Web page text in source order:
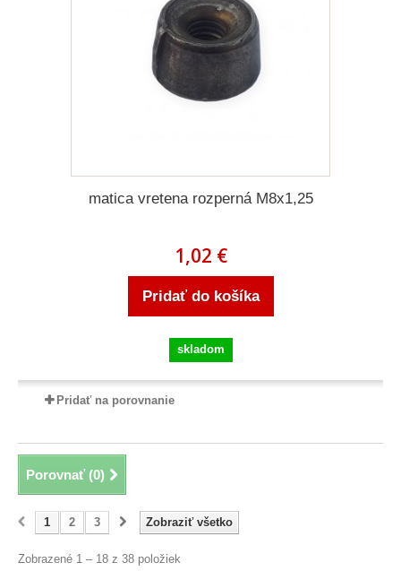
matica vretena rozperná M8x1,25
1,02 €
Pridať do košíka
skladom
Pridať na porovnanie
Porovnať (0)
Zobraziť všetko
1 2 3
Zobrazené 1 – 18 z 38 položiek